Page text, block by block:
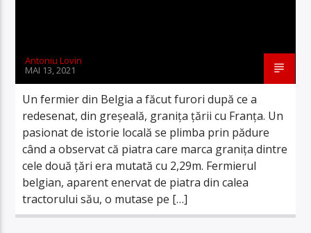
Antoniu Lovin
MAI 13, 2021
Un fermier din Belgia a făcut furori după ce a
redesenat, din greșeală, granița țării cu Franța. Un
pasionat de istorie locală se plimba prin pădure
când a observat că piatra care marca granița dintre
cele două țări era mutată cu 2,29m. Fermierul
belgian, aparent enervat de piatra din calea
tractorului său, o mutase pe […]